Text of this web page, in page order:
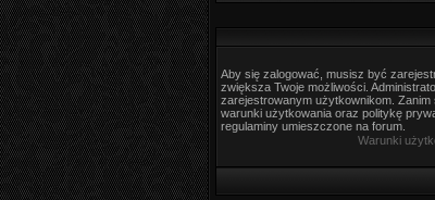
Aby się zalogować, musisz być
zwiększa Twoje możliwości.
zarejestrowanym użytkownikom.
warunki użytkowania oraz politykę
regulaminy umieszczone na forum.
Warunki